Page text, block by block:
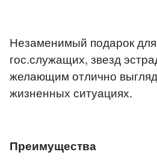
Незаменимый подарок для
гос.служащих, звезд
желающим отлично
жизненных ситуациях.
Преимущества